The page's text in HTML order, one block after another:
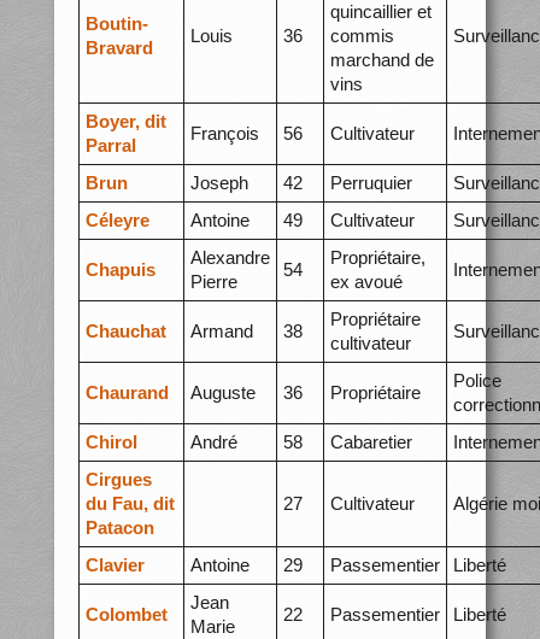
Boutin-
Bravard
Louis 36
quincaillier et
commis
marchand de
vins
Boyer, dit
Parral
François 56 Cultivateur
Brun Joseph 42 Perruquier
Céleyre
Antoine 49 Cultivateur
Chapuis
Alexandre
Pierre
54
Propriétaire,
ex avoué
Chauchat Armand 38
Propriétaire
cultivateur
Chaurand Auguste 36 Propriétaire
Police
Chirol
André 58 Cabaretier
Cirgues
du Fau, dit
Patacon
27 Cultivateur Algérie
Clavier Antoine 29 Passementier Liberté
Colombet
Jean
Marie
22 Passementier Liberté